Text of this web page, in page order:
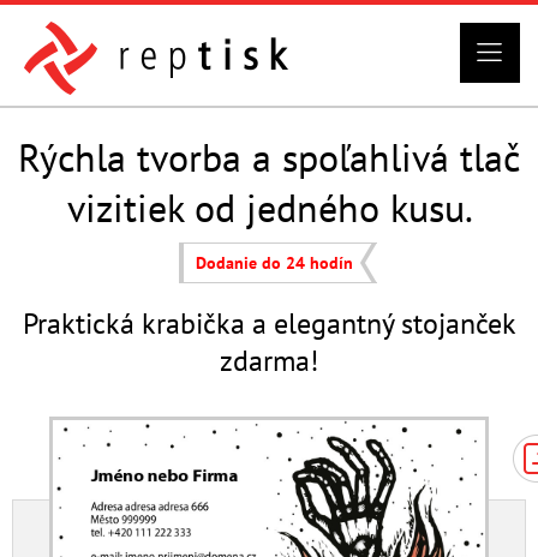
Rýchla tvorba a spoľahlivá tlač
vizitiek od jedného kusu.
Dodanie do 24 hodín
Praktická krabička a elegantný stojanček
zdarma!